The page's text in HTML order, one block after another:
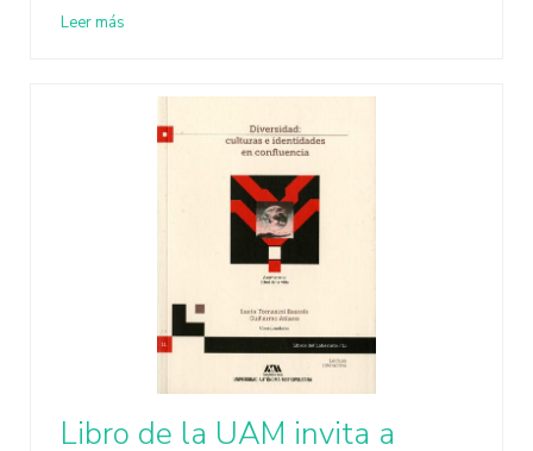
Leer más
Libro de la UAM invita a